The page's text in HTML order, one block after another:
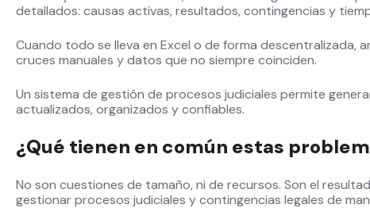
detallados: causas activas, resultados, contingencias y
Cuando todo se lleva en Excel o de forma descentralizada,
cruces manuales y datos que no siempre coinciden.
Un sistema de gestión de procesos judiciales permite
actualizados, organizados y confiables.
¿Qué tienen en común estas
No son cuestiones de tamaño, ni de recursos. Son el
gestionar procesos judiciales y contingencias legales de